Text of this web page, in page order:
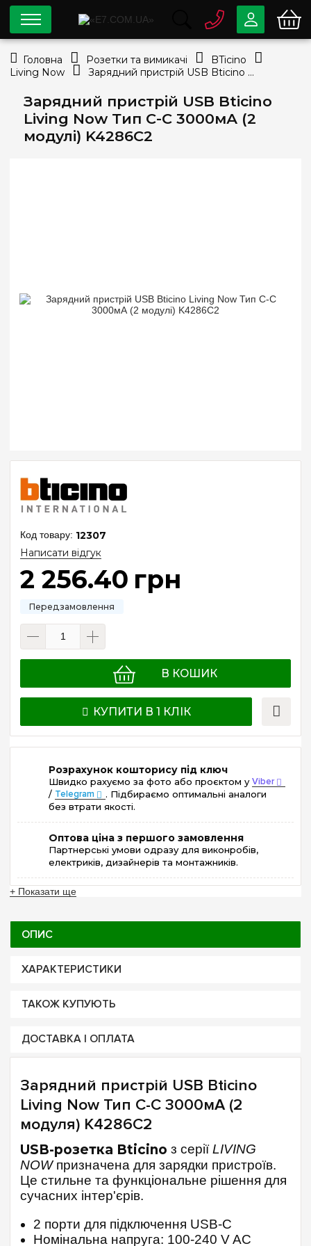
Зарядний пристрій USB Bticino
Living Now Тип С-С 3000мА (2
модулі) K4286C2
12307
Написати відгук
2 256.40 грн
В КОШИК
КУПИТИ В 1 КЛІК
Розрахунок кошторису під ключ
Швидко рахуємо за фото або проєктом уViber
/ Telegram
. Підбираємо оптимальні аналоги
без втрати якості.
Оптова ціна з першого замовлення
Партнерські умови одразу для виконробів,
електриків, дизайнерів та монтажників.
+ Показати ще
ОПИС
ХАРАКТЕРИСТИКИ
ТАКОЖ КУПУЮТЬ
ДОСТАВКА І ОПЛАТА
Зарядний пристрій USB Bticino
Living Now Тип С-С 3000мА (2
модуля) K4286C2
USB-розетка Bticino з серії LIVING
NOWпризначена для зарядки пристроїв.
Це стильне та функціональне рішення для
сучасних інтер'єрів.
2 порти для підключення USB-C
Номінальна напруга: 100-240 V AC
0 80033-63-07
info@e7.com.ua
044 334-79-78
Viber Telegram
Головна Розетки та вимикачі
BTicino
Living Now
Зарядний пристрій USB Bticino Living Now Тип С-С 3000мА (2 модулі) K4286C2